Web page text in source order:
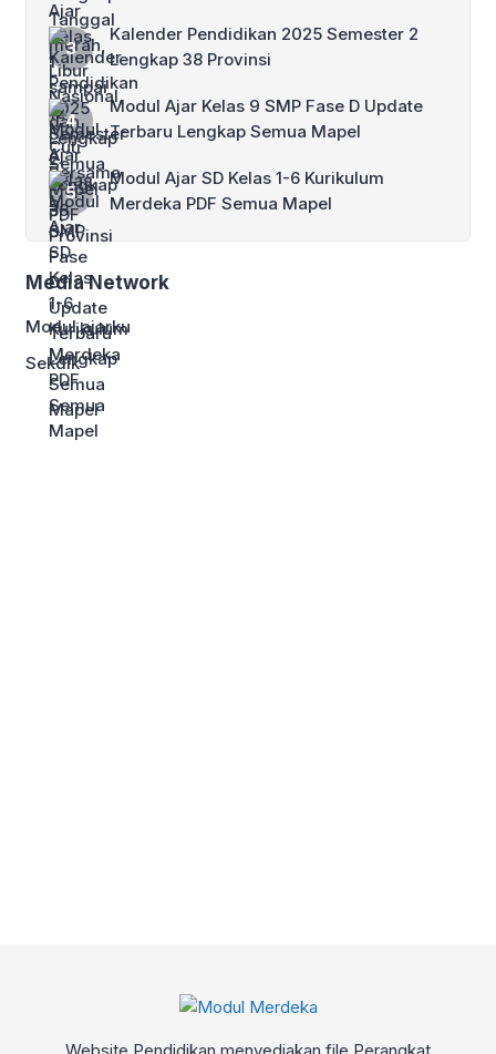
Kalender Pendidikan 2025 Semester 2
Lengkap 38 Provinsi
Modul Ajar Kelas 9 SMP Fase D Update
Terbaru Lengkap Semua Mapel
Modul Ajar SD Kelas 1-6 Kurikulum
Merdeka PDF Semua Mapel
Media Network
Modul ajarku
Sekdik